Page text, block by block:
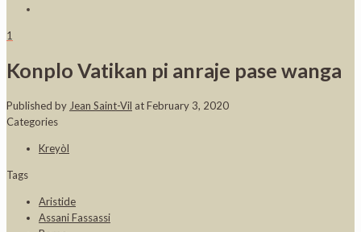
1
Konplo Vatikan pi anraje pase wanga
Published by Jean Saint-Vil atFebruary 3, 2020
Categories
Kreyòl
Tags
Aristide
Assani Fassassi